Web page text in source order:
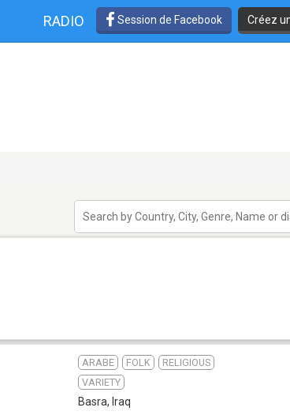
RADIO Session de Facebook Créez
ARABE FOLK
RELIGIOUS
VARIETY
Basra, Iraq